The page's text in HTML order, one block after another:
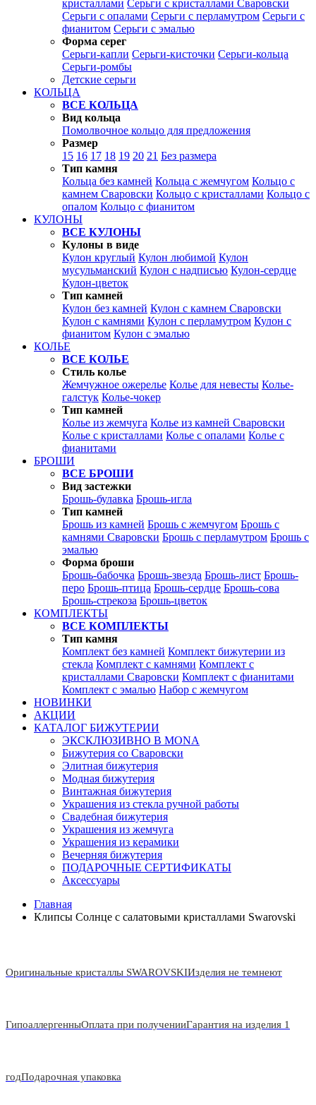
кристаллами Серьги с кристаллами Сваровски
Серьги с опалами Серьги с перламутром Серьги с
фианитом Серьги с эмалью
Форма серег
Серьги-капли Серьги-кисточки Серьги-кольца
Серьги-ромбы
Детские серьги
КОЛЬЦА
ВСЕ КОЛЬЦА
Вид кольца
Помолвочное кольцо для предложения
Размер
15 16 17 18 19 20 21 Без размера
Тип камня
Кольца без камней Кольца с жемчугом Кольцо с
камнем Сваровски Кольцо с кристаллами Кольцо с
опалом Кольцо с фианитом
КУЛОНЫ
ВСЕ КУЛОНЫ
Кулоны в виде
Кулон круглый Кулон любимой Кулон
мусульманский Кулон с надписью Кулон-сердце
Кулон-цветок
Тип камней
Кулон без камней Кулон с камнем Сваровски
Кулон с камнями Кулон с перламутром Кулон с
фианитом Кулон с эмалью
КОЛЬЕ
ВСЕ КОЛЬЕ
Стиль колье
Жемчужное ожерелье Колье для невесты Колье-
галстук Колье-чокер
Тип камней
Колье из жемчуга Колье из камней Сваровски
Колье с кристаллами Колье с опалами Колье с
фианитами
БРОШИ
ВСЕ БРОШИ
Вид застежки
Брошь-булавка Брошь-игла
Тип камней
Брошь из камней Брошь с жемчугом Брошь с
камнями Сваровски Брошь с перламутром Брошь с
эмалью
Форма броши
Брошь-бабочка Брошь-звезда Брошь-лист Брошь-
перо Брошь-птица Брошь-сердце Брошь-сова
Брошь-стрекоза Брошь-цветок
КОМПЛЕКТЫ
ВСЕ КОМПЛЕКТЫ
Тип камня
Комплект без камней Комплект бижутерии из
стекла Комплект с камнями Комплект с
кристаллами Сваровски Комплект с фианитами
Комплект с эмалью Набор с жемчугом
НОВИНКИ
АКЦИИ
КАТАЛОГ БИЖУТЕРИИ
ЭКСКЛЮЗИВНО В MONA
Бижутерия со Сваровски
Элитная бижутерия
Модная бижутерия
Винтажная бижутерия
Украшения из стекла ручной работы
Свадебная бижутерия
Украшения из жемчуга
Украшения из керамики
Вечерняя бижутерия
ПОДАРОЧНЫЕ СЕРТИФИКАТЫ
Аксессуары
Главная
Клипсы Солнце с салатовыми кристаллами Swarovski
Оригинальные кристаллы SWAROVSKIИзделия не темнеют
ГипоаллергенныОплата при полученииГарантия на изделия 1
годПодарочная упаковка